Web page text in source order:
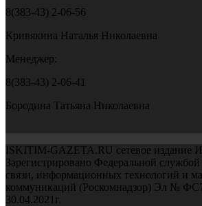
8(383-43) 2-06-56
Кривякина Наталья Николаевна
Менеджер:
8(383-43) 2-06-41
Бородина Татьяна Николаевна
ISKITIM-GAZETA.RU сетевое издание
Зарегистрировано Федеральной
связи, информационных технологий и
коммуникаций (Роскомнадзор) Эл №
30.04.2021г.